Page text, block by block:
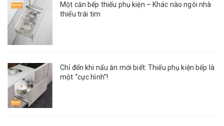
Một căn bếp thiếu phụ kiện – Khác nào ngôi nhà
thiếu trái tim
Chỉ đến khi nấu ăn mới biết: Thiếu phụ kiện bếp là
một “cực hình”!